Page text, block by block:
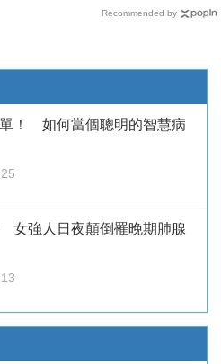
Recommended by
！ 如何當個聰明的智慧病
女強人日夜顛倒罹晚期肺腺